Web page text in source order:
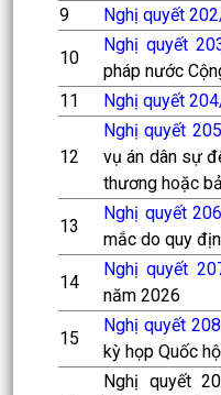
9 Nghị quyết
10
Nghị quyết
pháp nước
11 Nghị quyết
12
Nghị quyết
vụ án dân sự
thương hoặc
13
Nghị quyết
mắc do quy
14
Nghị quyết
năm 2026
15
Nghị quyết
kỳ họp Quốc
Nghị quyết